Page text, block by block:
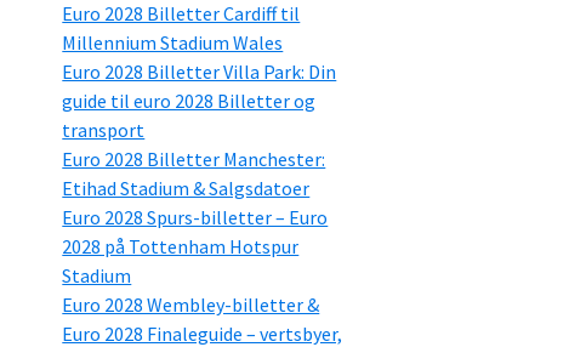
Euro 2028 Billetter Cardiff til
Millennium Stadium Wales
Euro 2028 Billetter Villa Park: Din
guide til euro 2028 Billetter og
transport
Euro 2028 Billetter Manchester:
Etihad Stadium & Salgsdatoer
Euro 2028 Spurs-billetter – Euro
2028 på Tottenham Hotspur
Stadium
Euro 2028 Wembley-billetter &
Euro 2028 Finaleguide – vertsbyer,